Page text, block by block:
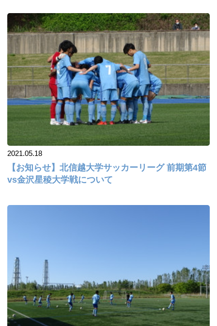
2021.05.18
【お知らせ】北信越大学サッカーリーグ 前期第4節
vs金沢星稜大学戦について